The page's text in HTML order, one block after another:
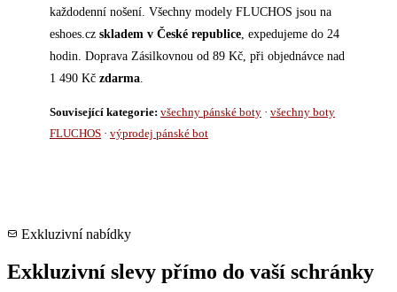
každodenní nošení. Všechny modely FLUCHOS jsou na
eshoes.cz skladem v České republice , expedujeme do 24
hodin. Doprava Zásilkovnou od 89 Kč, při objednávce nad
1 490 Kč zdarma
Související kategorie: všechny pánské boty · všechny boty
FLUCHOS · výprodej pánské bot
Exkluzivní nabídky
Exkluzivní slevy přímo do vaší schránky